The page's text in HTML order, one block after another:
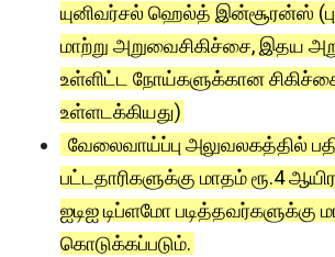
யுனிவர்சல் ஹெல்த் இன்சூரன்ஸ்
மாற்று அறுவைசிகிச்சை, இதய
உள்ளிட்ட நோய்களுக்கான
உள்ளடக்கியது)
வேலைவாய்ப்பு அலுவலகத்தில்
பட்டதாரிகளுக்கு மாதம் ரூ.4
ஐடிஐ டிப்ளமோ படித்தவர்களுக்கு
கொடுக்கப்படும்.